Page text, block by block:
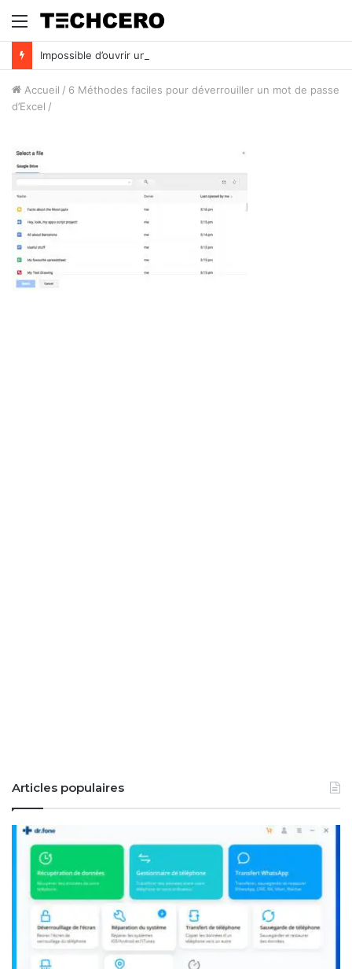
Menu
Impossible d’ouvrir un fichier Excel ? Voici 7 solutions !
Accueil / 6 Méthodes faciles pour déverrouiller un mot de passe
d’Excel /
Articles populaires